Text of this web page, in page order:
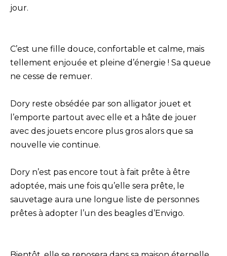
jour.
C’est une fille douce, confortable et calme, mais
tellement enjouée et pleine d’énergie ! Sa queue
ne cesse de remuer.
Dory reste obsédée par son alligator jouet et
l’emporte partout avec elle et a hâte de jouer
avec des jouets encore plus gros alors que sa
nouvelle vie continue.
Dory n’est pas encore tout à fait prête à être
adoptée, mais une fois qu’elle sera prête, le
sauvetage aura une longue liste de personnes
prêtes à adopter l’un des beagles d’Envigo.